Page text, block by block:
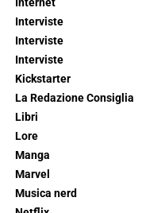
Internet
Interviste
Interviste
Interviste
Kickstarter
La Redazione Consiglia
Libri
Lore
Manga
Marvel
Musica nerd